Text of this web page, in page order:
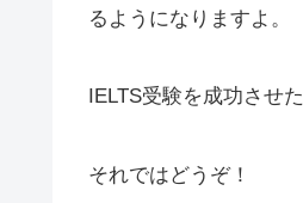
るようになりますよ。
IELTS受験を成功させ
それではどうぞ！